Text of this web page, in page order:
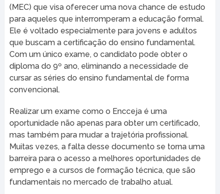
(MEC) que visa oferecer uma nova chance de estudo
para aqueles que interromperam a educação formal.
Ele é voltado especialmente para jovens e adultos
que buscam a certificação do ensino fundamental.
Com um único exame, o candidato pode obter o
diploma do 9º ano, eliminando a necessidade de
cursar as séries do ensino fundamental de forma
convencional.
Realizar um exame como o Encceja é uma
oportunidade não apenas para obter um certificado,
mas também para mudar a trajetória profissional.
Muitas vezes, a falta desse documento se torna uma
barreira para o acesso a melhores oportunidades de
emprego e a cursos de formação técnica, que são
fundamentais no mercado de trabalho atual.